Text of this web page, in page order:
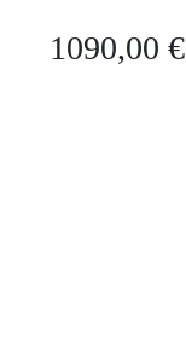
1090,00 €